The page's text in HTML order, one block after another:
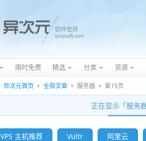
限时免费 精选 分类 资源
异次元首页 全部文章 服务器 第15页
正在显示「服务
VPS 主机推荐 Vultr 阿里云